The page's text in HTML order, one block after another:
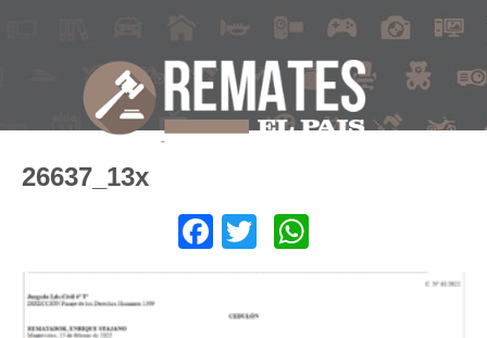
26637_13x
Facebook
Twitter